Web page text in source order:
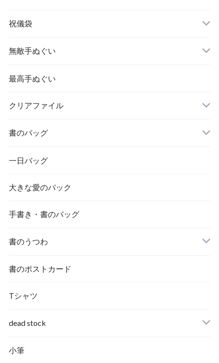
祝儀袋
無敵手ぬぐい
最高手ぬぐい
クリアファイル
書のバッグ
一日バッグ
大きな愛のバック
手書き・書のバッグ
書のうつわ
書のポストカード
Tシャツ
dead stock
小筆